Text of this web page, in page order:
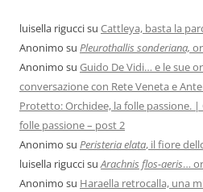
luisella riguccisu Cattleya, basta la
Anonimo su Pleurothallis sonderiana,
Anonimo su Guido De Vidi… e le sue
conversazione con Rete Veneta e
Protetto: Orchidee, la folle passione. |
folle passione – post 2
Anonimo su Peristeria elata, il fiore
luisella riguccisuArachnis flos-aeris…
Anonimo su Haraella retrocalla, una